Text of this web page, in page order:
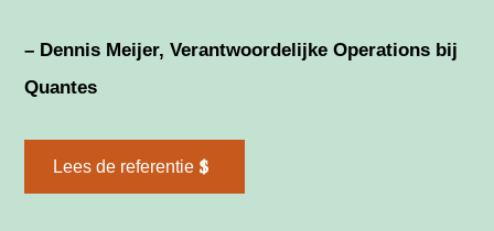
– Dennis Meijer, Verantwoordelijke Operations bij
Quantes
Lees de referentie